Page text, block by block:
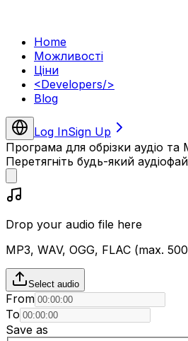
Home
Можливості
Ціни
<Developers/>
Blog
Log InSign Up
Програма для обрізки аудіо та
Перетягніть будь-який
Drop your audio file here
MP3, WAV, OGG, FLAC (max. 500
Select audio
From
To
Save as